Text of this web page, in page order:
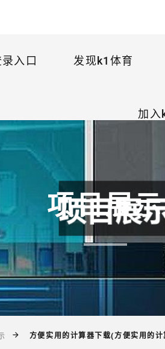
入口 发现k1体育
加入
项目展示
方便实用的计算器下载(方便实用的